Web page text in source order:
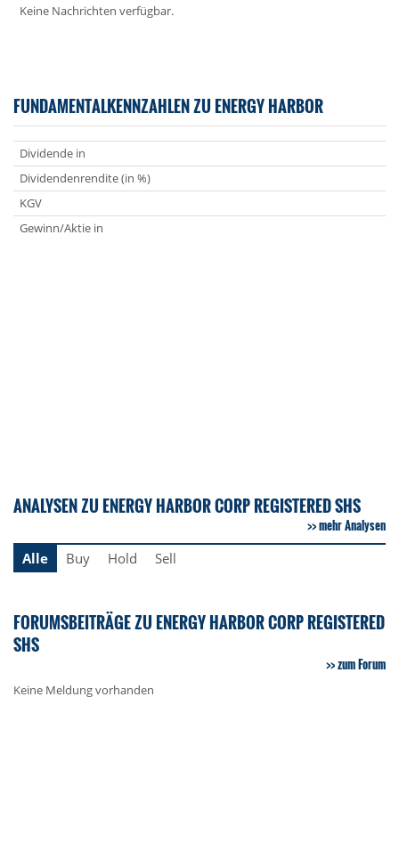
Keine Nachrichten verfügbar.
FUNDAMENTALKENNZAHLEN ZU ENERGY HARBOR
Dividende in
Dividendenrendite (in %)
KGV
Gewinn/Aktie in
ANALYSEN ZU ENERGY HARBOR CORP REGISTERED SHS
mehr Analysen
Alle
Buy Hold Sell
FORUMSBEITRÄGE ZU ENERGY HARBOR CORP REGISTERED
SHS
zum Forum
Keine Meldung vorhanden